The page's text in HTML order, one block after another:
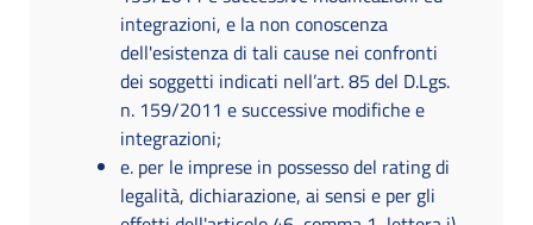
integrazioni, e la non conoscenza
dell'esistenza di tali cause nei confronti
dei soggetti indicati nell’art. 85 del D.Lgs.
n. 159/2011 e successive modifiche e
integrazioni;
e. per le imprese in possesso del rating di
legalità, dichiarazione, ai sensi e per gli